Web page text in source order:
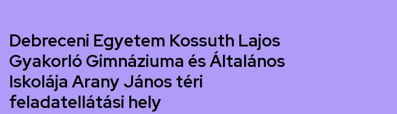
Debreceni Egyetem Kossuth Lajos
Gyakorló Gimnáziuma és Általános
Iskolája Arany János téri
feladatellátási hely